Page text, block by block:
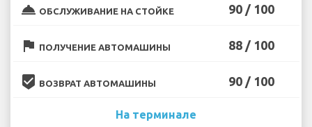
room_service ОБСЛУЖИВАНИЕ НА СТОЙКЕ 90 / 100
flag ПОЛУЧЕНИЕ АВТОМАШИНЫ 88 / 100
beenhere ВОЗВРАТ АВТОМАШИНЫ 90 / 100
На терминале